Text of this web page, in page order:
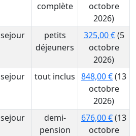
complète
octobre
2026)
sejour
petits
déjeuners
325,00 €(5
octobre
2026)
sejour tout inclus 848,00 €(13
octobre
2026)
sejour
demi-
pension
676,00 €(13
octobre